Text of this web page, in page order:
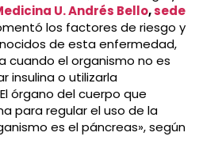
U. Andrés Bello,sede
los factores de riesgo y
de esta enfermedad,
cuando el organismo no es
insulina o utilizarla
órgano del cuerpo que
para regular el uso de la
es el páncreas», según